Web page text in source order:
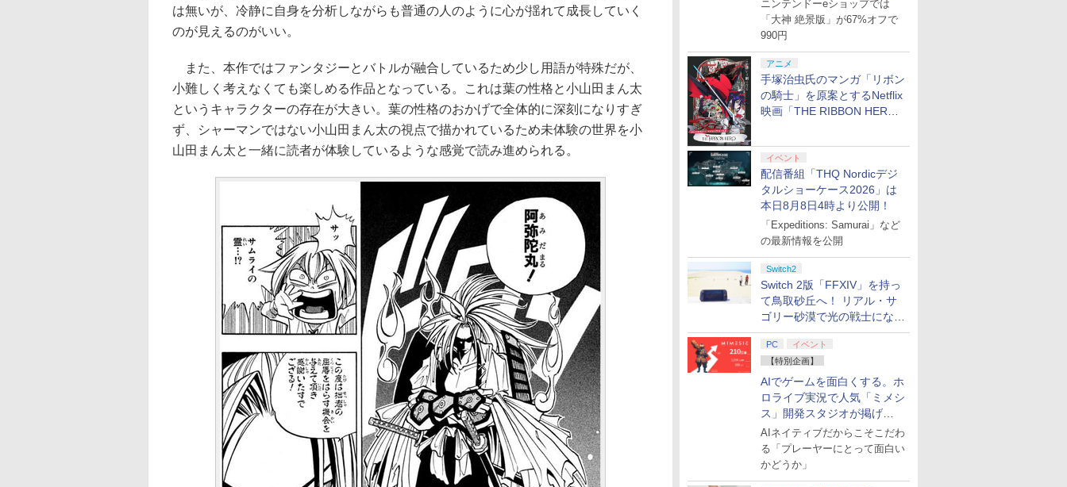
ニンテンドーeショップでは
「大神 絶景版」が67%オフで
990円
アニメ
手塚治虫氏のマンガ「リボン
の騎士」を原案とするNetflix
映画「THE RIBBON HERO
イベント
配信番組「THQ Nordicデジ
タルショーケース2026」は
本日8月8日4時より公開！
「Expeditions: Samurai」など
の最新情報を公開
Switch2
Switch 2版「FFXIV」を持っ
て鳥取砂丘へ！ リアル・サ
ゴリー砂漠で光の戦士になっ
てみた
PC
イベント
【特別企画】
AIでゲームを面白くする。ホ
ロライブ実況で人気「ミメシ
ス」開発スタジオが掲げ
る“AI活用の信念”とは？【講
演レポート】
AIネイティブだからこそこだわ
る「プレーヤーにとって面白い
かどうか」
は無いが、冷静に自身を分析しながらも普通の人のように心が揺れて成長していく
のが見えるのがいい。
また、本作ではファンタジーとバトルが融合しているため少し用語が特殊だが、
小難しく考えなくても楽しめる作品となっている。これは葉の性格と小山田まん太
というキャラクターの存在が大きい。葉の性格のおかげで全体的に深刻になりすぎ
ず、シャーマンではない小山田まん太の視点で描かれているため未体験の世界を小
山田まん太と一緒に読者が体験しているような感覚で読み進められる。